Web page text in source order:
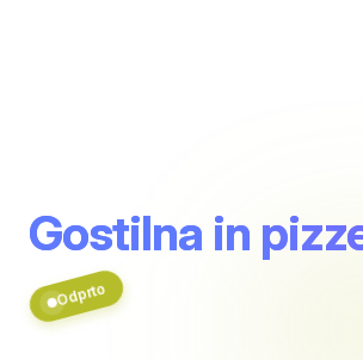
Gostilna in
Odprto